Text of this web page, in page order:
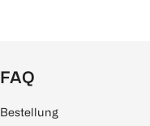
FAQ
Bestellung